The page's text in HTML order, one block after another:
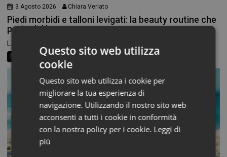
3 Agosto 2026 Chiara Verlato
Piedi morbidi e talloni levigati: la beauty routine che
parte dal basso
La routine di bellezza non finisce alle caviglie, eppure...
Beauty News Consigli al banco Farma Social Connect
Questo sito web utilizza
cookie
Questo sito web utilizza i cookie per
migliorare la tua esperienza di
navigazione. Utilizzando il nostro sito web
acconsenti a tutti i cookie in conformità
con la nostra policy per i cookie. Leggi di
più